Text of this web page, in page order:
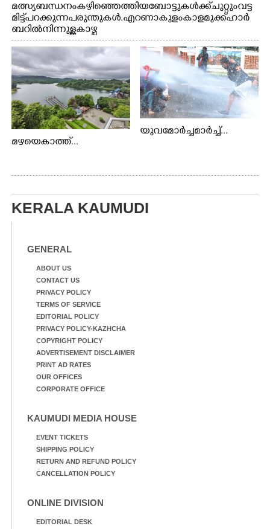
മത്സ്യബന്ധനം കഴിഞ്ഞെത്തിയ ബോട്ടുകൾക്ക് ചുറ്റും വട്ട
മിട്ട് പറക്കുന്ന പരുന്തുകൾ. എറണാകുളം കാളമുക്ക് ഹാർ
ബറിൽ നിന്നുള്ള കാഴ്ച
മഴയെകാത്ത്...
യുവമോർച്ചമാർച്ച്...
KERALA KAUMUDI
GENERAL
ABOUT US
CONTACT US
PRIVACY POLICY
TERMS OF SERVICE
EDITORIAL POLICY
PRIVACY POLICY-KAZHCHA
COPYRIGHT POLICY
ADVERTISEMENT DISCLAIMER
PRINT AD RATES
OUR OFFICES
CORPORATE OFFICE
KAUMUDI MEDIA HOUSE
EVENT TICKETS
SHIPPING POLICY
RETURN AND REFUND POLICY
CANCELLATION POLICY
ONLINE DIVISION
EDITORIAL DESK